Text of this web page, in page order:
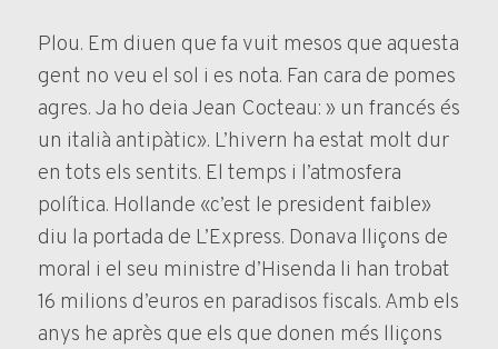
Plou. Em diuen que fa vuit mesos que aquesta
gent no veu el sol i es nota. Fan cara de pomes
agres. Ja ho deia Jean Cocteau: » un francés és
un italià antipàtic». L’hivern ha estat molt dur
en tots els sentits. El temps i l’atmosfera
política. Hollande «c’est le president faible»
diu la portada de L’Express. Donava lliçons de
moral i el seu ministre d’Hisenda li han trobat
16 milions d’euros en paradisos fiscals. Amb els
anys he après que els que donen més lliçons